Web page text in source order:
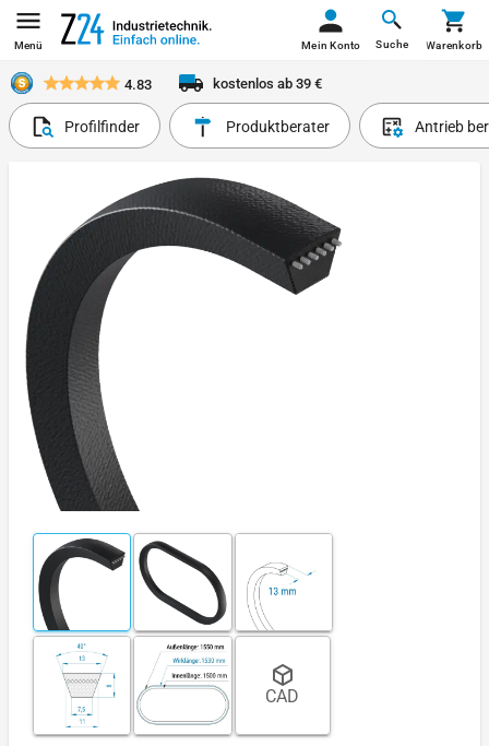
Menü Suche
Mein Konto Warenkorb
4.83 kostenlos ab 39 €
Profilfinder Produktberater Antrieb
CAD